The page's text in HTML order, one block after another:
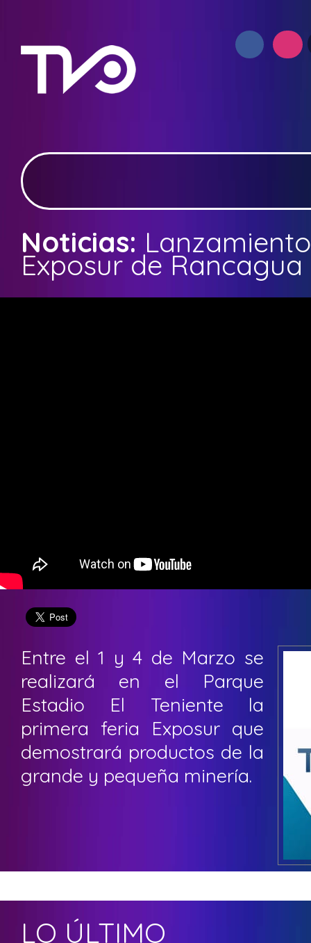
Noticias:
Exposur de Rancagua
Entre el 1 y 4 de Marzo se
realizará en el Parque
Estadio El Teniente la
primera feria Exposur que
demostrará productos de la
grande y pequeña minería.
LO ÚLTIMO